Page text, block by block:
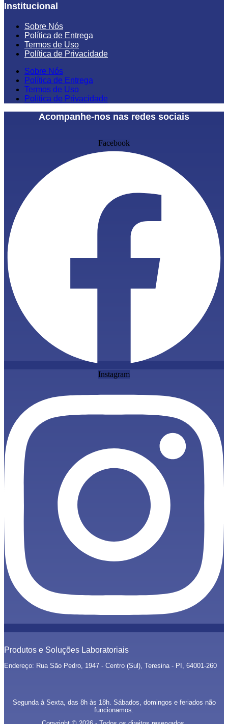
Institucional
Sobre Nós
Política de Entrega
Termos de Uso
Política de Privacidade
Sobre Nós
Política de Entrega
Termos de Uso
Política de Privacidade
Acompanhe-nos nas redes sociais
Facebook
Instagram
Produtos e Soluções Laboratoriais
Endereço: Rua São Pedro, 1947 - Centro (Sul), Teresina - PI, 64001-260
Segunda à Sexta, das 8h às 18h. Sábados, domingos e feriados não
funcionamos.